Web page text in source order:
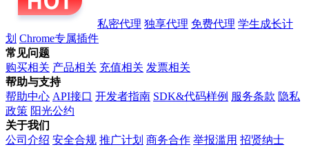
私密代理 独享代理 免费代理 学生成长计
划 Chrome专属插件
常见问题
购买相关 产品相关 充值相关 发票相关
帮助与支持
帮助中心 API接口 开发者指南 SDK&代码样例 服务条款 隐私
政策 阳光公约
关于我们
公司介绍 安全合规 推广计划 商务合作 举报滥用 招贤纳士